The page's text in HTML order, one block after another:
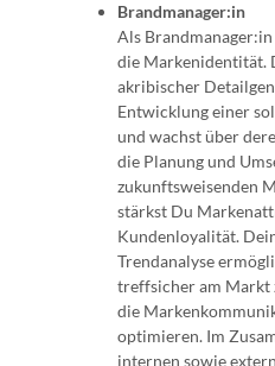
Brandmanager:in
Als
die Markenidentität.
akribischer
Entwicklung einer
und wachst über
die Planung und
zukunftsweisenden
stärkst Du
Kundenloyalität.
Trendanalyse
treffsicher am Markt
die
optimieren. Im
internen sowie